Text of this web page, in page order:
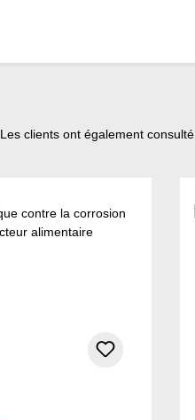
Les clients ont également consulté